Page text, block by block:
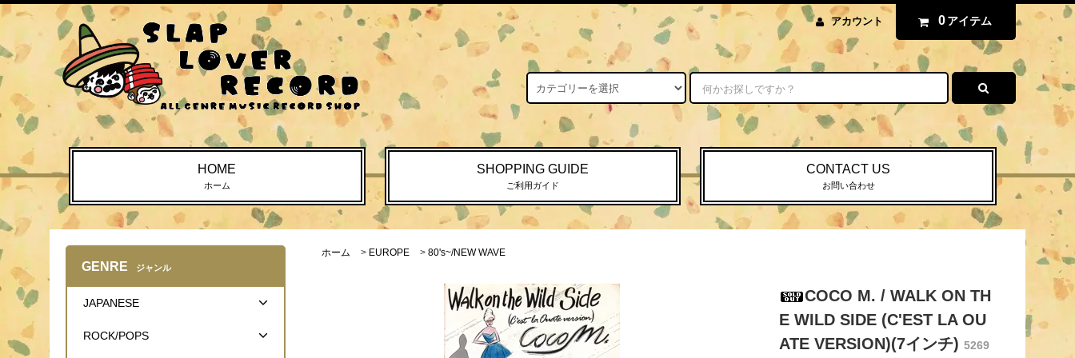
アカウント 0 アイテム
HOME
ホーム
SHOPPING GUIDE
ご利用ガイド
CONTACT US
お問い合わせ
ホーム > EUROPE > 80's~/NEW WAVE
COCO M. / WALK ON TH
E WILD SIDE (C'EST LA OU
ATE VERSION)(7インチ) 5269
GENRE ジャンル
JAPANESE
ROCK/POPS